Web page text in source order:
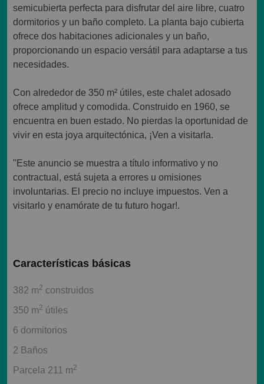
semicubierta perfecta para disfrutar del aire libre, cuatro
dormitorios y un baño completo. La planta bajo cubierta
ofrece dos habitaciones adicionales y un baño,
proporcionando un espacio versátil para adaptarse a tus
necesidades.
Con alrededor de 350 m² útiles, este chalet adosado
ofrece amplitud y comodida. Construido en 1960, se
encuentra en buen estado. No pierdas la oportunidad de
vivir en esta joya arquitectónica, ¡Ven a visitarla.
"Este anuncio se muestra a título informativo y no
contractual, está sujeta a errores u omisiones
involuntarias. El precio no incluye impuestos. Ven a
visitarlo y enamórate de tu futuro hogar!.
Características básicas
382 m2 construidos
350 m2 útiles
6 dormitorios
2 Baños
Parcela 211 m2